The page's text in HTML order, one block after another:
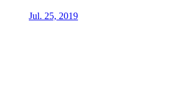
Jul. 25, 2019